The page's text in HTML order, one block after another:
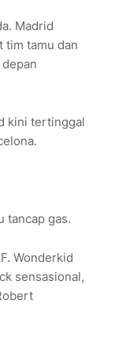
Madrid
tim tamu dan
kini tertinggal
tancap gas.
Wonderkid
sensasional,